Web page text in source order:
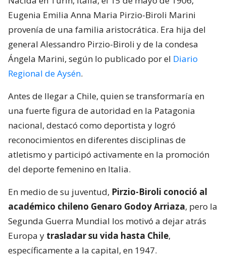
Eugenia Emilia Anna Maria Pirzio-Biroli Marini
provenía de una familia aristocrática. Era hija del
general Alessandro Pirzio-Biroli y de la condesa
Ángela Marini, según lo publicado por el Diario
Regional de Aysén.
Antes de llegar a Chile, quien se transformaría en
una fuerte figura de autoridad en la Patagonia
nacional, destacó como deportista y logró
reconocimientos en diferentes disciplinas de
atletismo y participó activamente en la promoción
del deporte femenino en Italia.
En medio de su juventud, Pirzio-Biroli conoció al
académico chileno Genaro Godoy Arriaza, pero la
Segunda Guerra Mundial los motivó a dejar atrás
Europa y trasladar su vida hasta Chile,
específicamente a la capital, en 1947.